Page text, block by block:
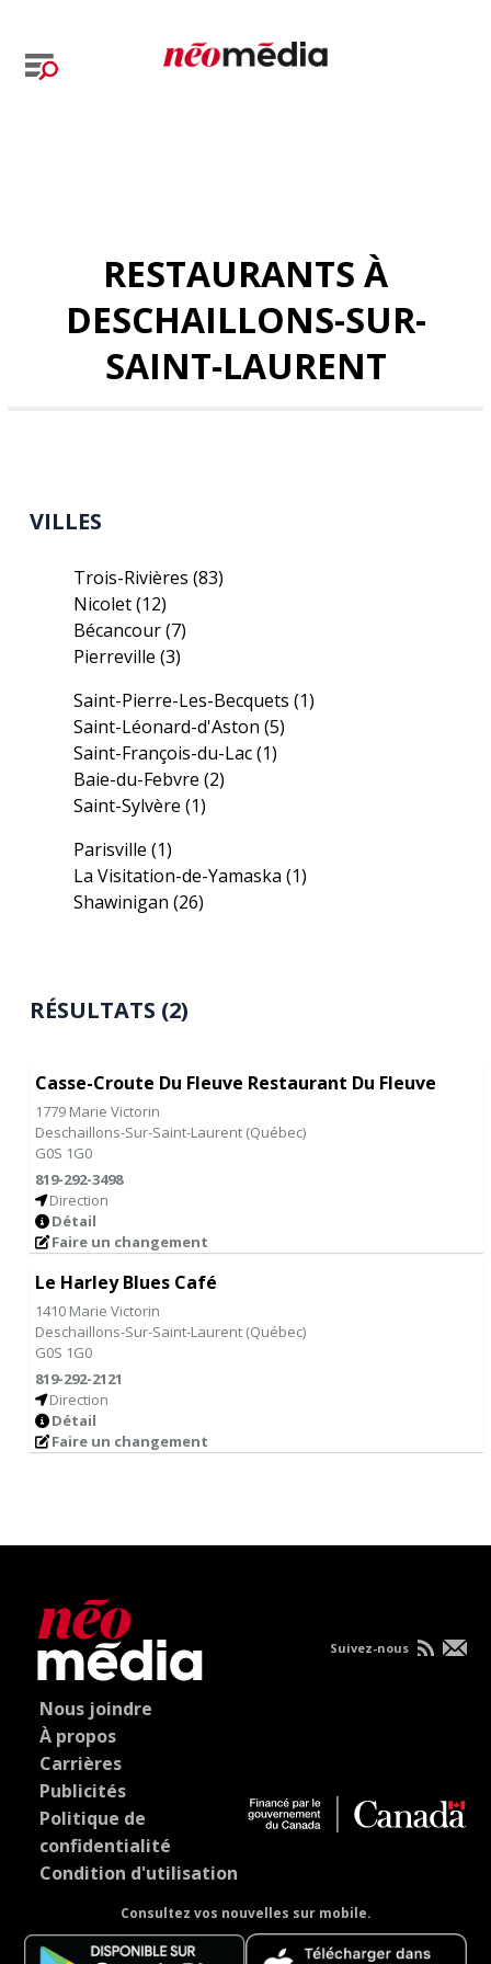
RESTAURANTS À
DESCHAILLONS-SUR-
SAINT-LAURENT
VILLES
Trois-Rivières(83)
Nicolet(12)
Bécancour(7)
Pierreville(3)
Saint-Pierre-Les-Becquets(1)
Saint-Léonard-d'Aston(5)
Saint-François-du-Lac(1)
Baie-du-Febvre(2)
Saint-Sylvère(1)
Parisville(1)
La Visitation-de-Yamaska(1)
Shawinigan(26)
RÉSULTATS (2)
Casse-Croute Du Fleuve Restaurant Du Fleuve
1779 Marie Victorin
Deschaillons-Sur-Saint-Laurent (Québec)
G0S 1G0
819-292-3498
Direction
Détail
Faire un changement
Le Harley Blues Café
1410 Marie Victorin
Deschaillons-Sur-Saint-Laurent (Québec)
G0S 1G0
819-292-2121
Direction
Détail
Faire un changement
Nous joindre
À propos
Carrières
Publicités
Politique de
confidentialité
Condition d'utilisation
Consultez vos nouvelles sur mobile.
Suivez-nous